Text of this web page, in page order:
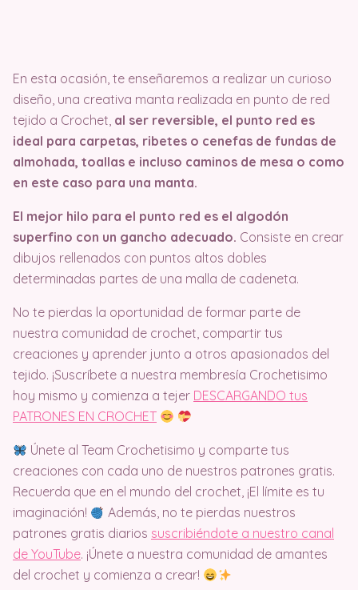
En esta ocasión, te enseñaremos a realizar un curioso
diseño, una creativa manta realizada en punto de red
tejido a Crochet, al ser reversible, el punto red es
ideal para carpetas, ribetes o cenefas de fundas de
almohada, toallas e incluso caminos de mesa o como
en este caso para una manta.
El mejor hilo para el punto red es el algodón
superfino con un gancho adecuado. Consiste en crear
dibujos rellenados con puntos altos dobles
determinadas partes de una malla de cadeneta.
No te pierdas la oportunidad de formar parte de
nuestra comunidad de crochet, compartir tus
creaciones y aprender junto a otros apasionados del
tejido. ¡Suscríbete a nuestra membresía Crochetisimo
hoy mismo y comienza a tejer DESCARGANDO tus
PATRONES EN CROCHET
Únete al Team Crochetisimo y comparte tus
creaciones con cada uno de nuestros patrones gratis.
Recuerda que en el mundo del crochet, ¡El límite es tu
imaginación!
Además, no te pierdas nuestros
patrones gratis diarios suscribiéndote a nuestro canal
de YouTube. ¡Únete a nuestra comunidad de amantes
del crochet y comienza a crear!